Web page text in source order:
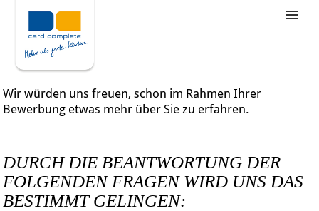
Stellenangebote
Unternehmensziele
Was wir bieten
Wir würden uns freuen, schon im Rahmen Ihrer
Bewerbung etwas mehr über Sie zu erfahren.
DURCH DIE BEANTWORTUNG DER
FOLGENDEN FRAGEN WIRD UNS DAS
BESTIMMT GELINGEN: